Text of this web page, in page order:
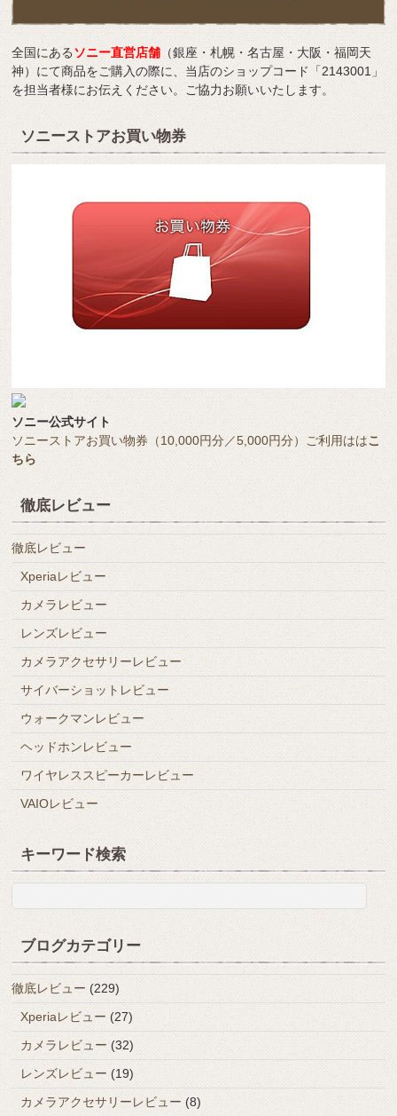
全国にあるソニー直営店舗 （銀座・札幌・名古屋・大阪・福岡天
神）にて商品をご購入の際に、当店のショップコード「2143001」
を担当者様にお伝えください。ご協力お願いいたします。
ソニーストアお買い物券
ソニー公式サイト
ソニーストアお買い物券（10,000円分／5,000円分）ご利用ははこ
ちら
徹底レビュー
徹底レビュー
Xperiaレビュー
カメラレビュー
レンズレビュー
カメラアクセサリーレビュー
サイバーショットレビュー
ウォークマンレビュー
ヘッドホンレビュー
ワイヤレススピーカーレビュー
VAIOレビュー
キーワード検索
ブログカテゴリー
徹底レビュー (229)
Xperiaレビュー (27)
カメラレビュー (32)
レンズレビュー (19)
カメラアクセサリーレビュー (8)